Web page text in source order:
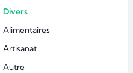
Divers
Alimentaires
Artisanat
Autre